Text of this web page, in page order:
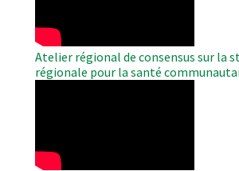
Atelier régional de consensus sur la
régionale pour la santé